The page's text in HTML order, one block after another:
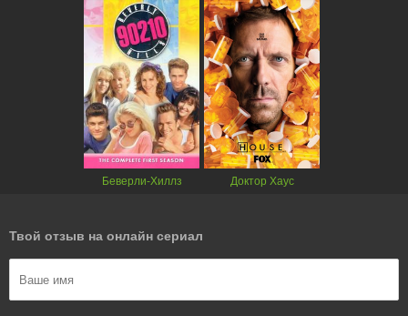
Беверли-Хиллз Доктор Хаус
Твой отзыв на онлайн сериал